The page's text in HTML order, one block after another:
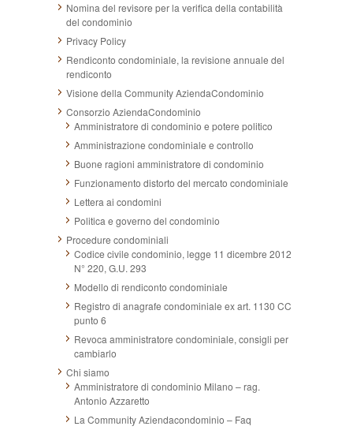
Nomina del revisore per la verifica della contabilità
del condominio
Privacy Policy
Rendiconto condominiale, la revisione annuale del
rendiconto
Visione della Community AziendaCondominio
Consorzio AziendaCondominio
Amministratore di condominio e potere politico
Amministrazione condominiale e controllo
Buone ragioni amministratore di condominio
Funzionamento distorto del mercato condominiale
Lettera ai condomini
Politica e governo del condominio
Procedure condominiali
Codice civile condominio, legge 11 dicembre 2012
N° 220, G.U. 293
Modello di rendiconto condominiale
Registro di anagrafe condominiale ex art. 1130 CC
punto 6
Revoca amministratore condominiale, consigli per
cambiarlo
Chi siamo
Amministratore di condominio Milano – rag.
Antonio Azzaretto
La Community Aziendacondominio – Faq